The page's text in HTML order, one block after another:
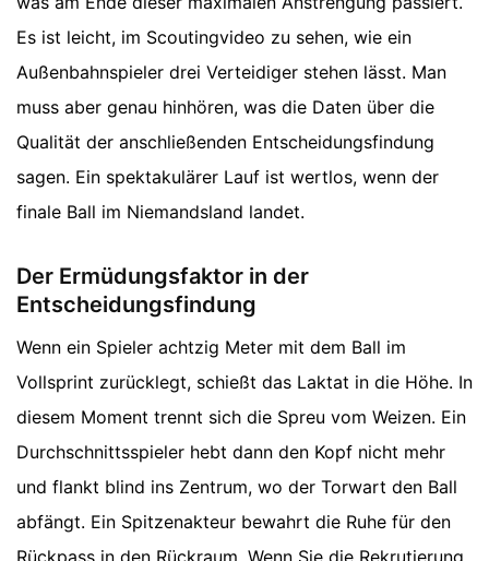
Es ist leicht, im Scoutingvideo zu sehen, wie ein
Außenbahnspieler drei Verteidiger stehen lässt. Man
muss aber genau hinhören, was die Daten über die
Qualität der anschließenden Entscheidungsfindung
sagen. Ein spektakulärer Lauf ist wertlos, wenn der
finale Ball im Niemandsland landet.
Der Ermüdungsfaktor in der
Entscheidungsfindung
Wenn ein Spieler achtzig Meter mit dem Ball im
Vollsprint zurücklegt, schießt das Laktat in die Höhe. In
diesem Moment trennt sich die Spreu vom Weizen. Ein
Durchschnittsspieler hebt dann den Kopf nicht mehr
und flankt blind ins Zentrum, wo der Torwart den Ball
abfängt. Ein Spitzenakteur bewahrt die Ruhe für den